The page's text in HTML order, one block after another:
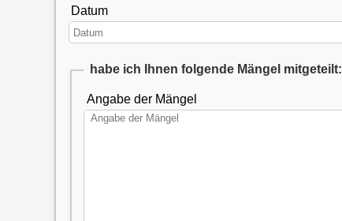
Datum
habe ich Ihnen folgende Mängel mitgeteilt:
Angabe der Mängel